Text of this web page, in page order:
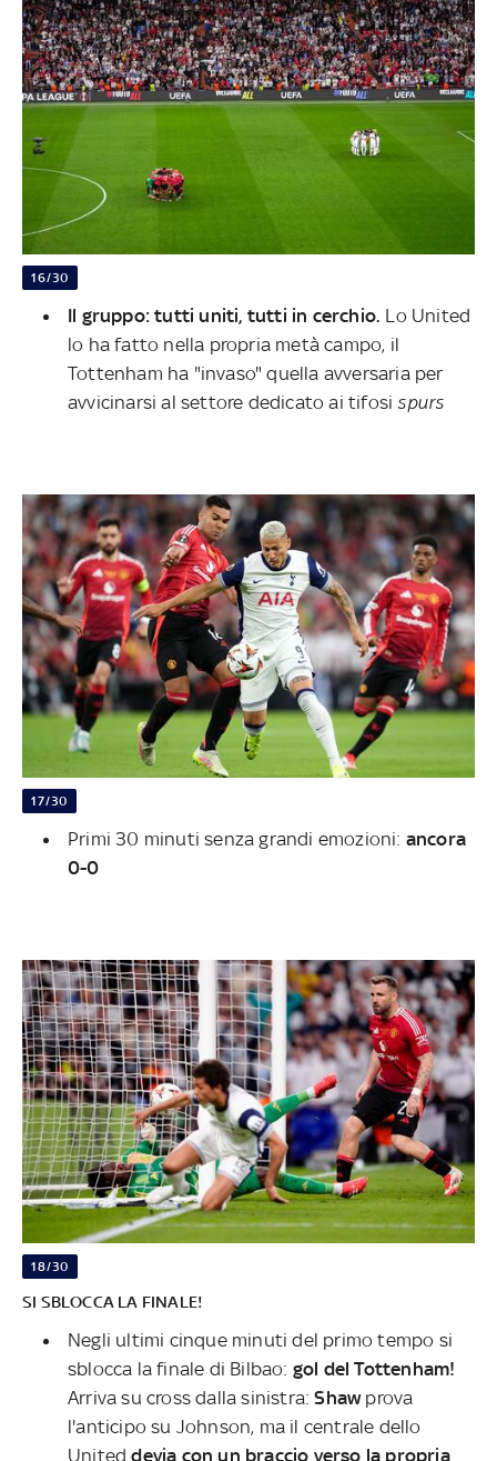
16/30
Il gruppo: tutti uniti, tutti in cerchio. Lo United
lo ha fatto nella propria metà campo, il
Tottenham ha "invaso" quella avversaria per
avvicinarsi al settore dedicato ai tifosispurs
17/30
Primi 30 minuti senza grandi emozioni: ancora
0-0
18/30
SI SBLOCCA LA FINALE!
Negli ultimi cinque minuti del primo tempo si
sblocca la finale di Bilbao: gol del Tottenham!
Arriva su cross dalla sinistra:Shaw prova
l'anticipo su Johnson, ma il centrale dello
United devia con un braccio verso la propria